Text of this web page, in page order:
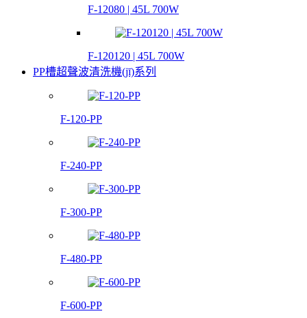
F-12080 | 45L 700W
F-120120 | 45L 700W
PP槽超聲波清洗機(jī)系列
F-120-PP
F-240-PP
F-300-PP
F-480-PP
F-600-PP